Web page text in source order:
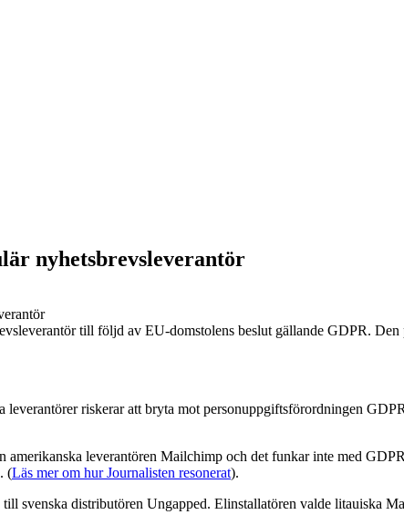
nyhetsbrevsleverantör
till följd av EU-domstolens beslut gällande GDPR.
riskerar att bryta mot personuppgiftsförordningen
amerikanska leverantören Mailchimp och det funkar inte med
(Läs mer om hur Journalisten resonerat).
svenska distributören Ungapped. Elinstallatören valde litauiska